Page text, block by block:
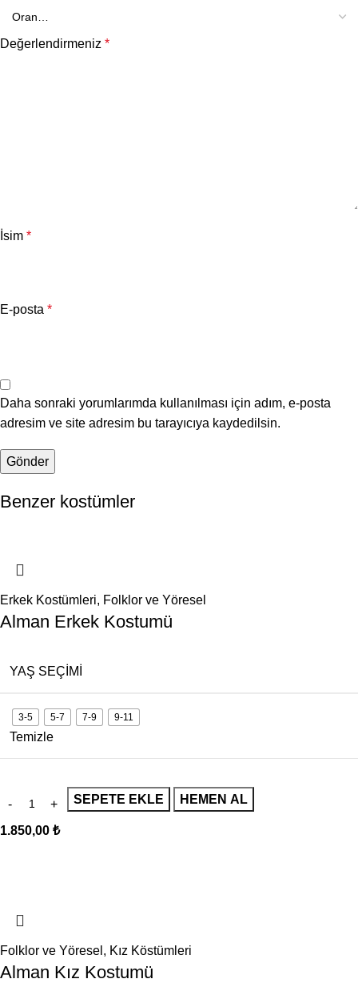
Değerlendirmeniz *
İsim *
E-posta *
Daha sonraki yorumlarımda kullanılması için adım, e-posta
adresim ve site adresim bu tarayıcıya kaydedilsin.
Benzer kostümler
Erkek Kostümleri, Folklor ve Yöresel
Alman Erkek Kostumü
YAŞ SEÇIMI
3-5 5-7 7-9 9-11
Temizle
SEPETE EKLE HEMEN AL
1.850,00 ₺
Folklor ve Yöresel , Kız Köstümleri
Alman Kız Kostumü